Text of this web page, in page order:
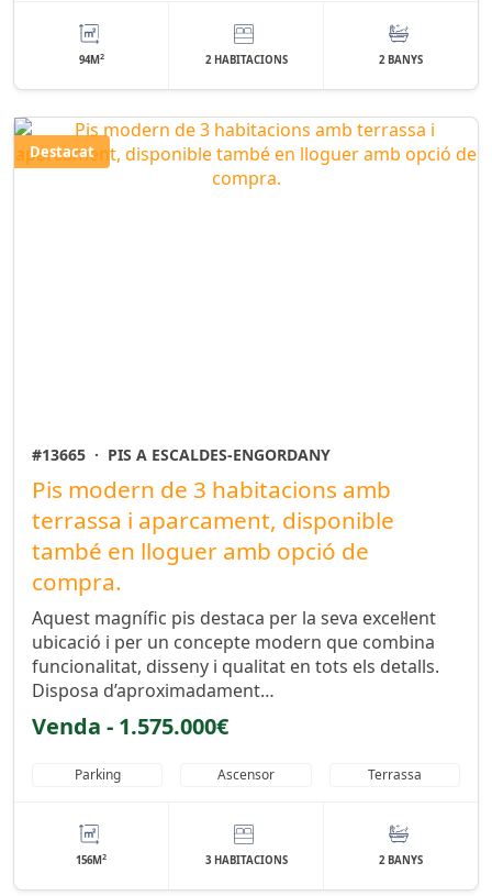
94M2 2 HABITACIONS 2 BANYS
Destacat
#13665 · PIS A ESCALDES-ENGORDANY
Pis modern de 3 habitacions amb
terrassa i aparcament, disponible
també en lloguer amb opció de
compra.
Aquest magnífic pis destaca per la seva excel·lent
ubicació i per un concepte modern que combina
funcionalitat, disseny i qualitat en tots els detalls.
Disposa d’aproximadament…
Venda - 1.575.000€
Parking Ascensor Terrassa
156M2 3 HABITACIONS 2 BANYS